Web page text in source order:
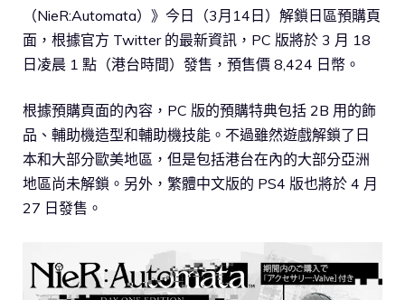
（NieR:Automata）》今日（3月14日）解鎖日區預購頁
面，根據官方 Twitter 的最新資訊，PC 版將於 3 月 18
日凌晨 1 點（港台時間）發售，預售價 8,424 日幣。
根據預購頁面的內容，PC 版的預購特典包括 2B 用的飾
品、輔助機造型和輔助機技能。不過雖然遊戲解鎖了日
本和大部分歐美地區，但是包括港台在內的大部分亞洲
地區尚未解鎖。另外，繁體中文版的 PS4 版也將於 4 月
27 日發售。